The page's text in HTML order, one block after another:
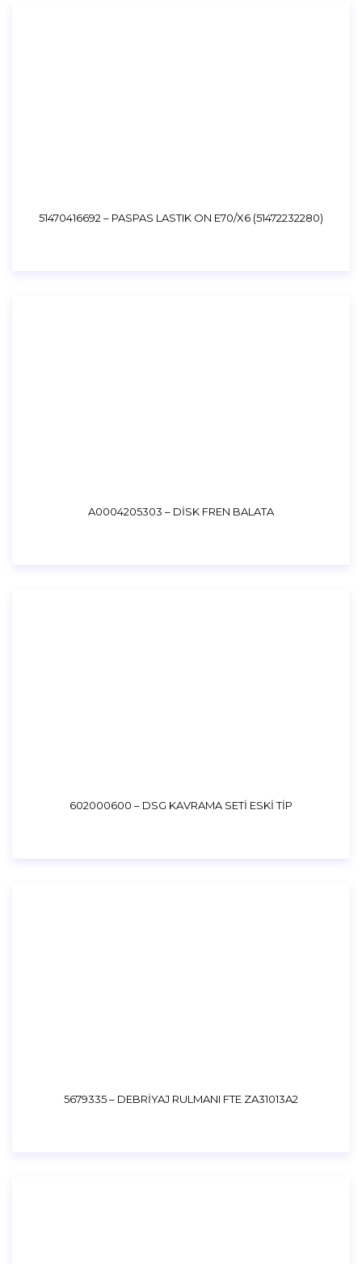
51470416692 – PASPAS LASTIK ON E70/X6 (51472232280)
A0004205303 – DİSK FREN BALATA
602000600 – DSG KAVRAMA SETİ ESKİ TİP
5679335 – DEBRİYAJ RULMANI FTE ZA31013A2